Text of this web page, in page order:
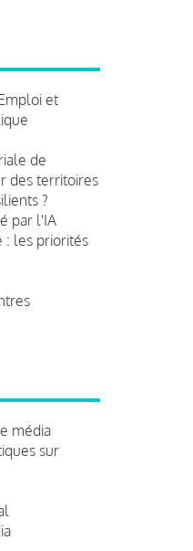
et
de
des territoires
?
par l'IA
: les priorités
média
sur